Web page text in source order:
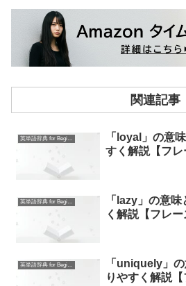
関連記事
英単語辞典 for Beginners
「loyal」の意
すく解説【フレ
英単語辞典 for Beginners
「lazy」の意
く解説【フレー
英単語辞典 for Beginners
「uniquely」
りやすく解説【